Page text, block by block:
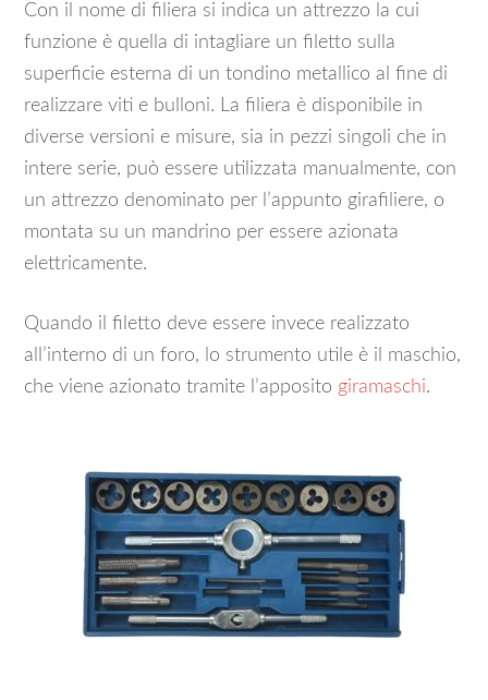
Con il nome di filiera si indica un attrezzo la cui
funzione è quella di intagliare un filetto sulla
superficie esterna di un tondino metallico al fine di
realizzare viti e bulloni. La filiera è disponibile in
diverse versioni e misure, sia in pezzi singoli che in
intere serie, può essere utilizzata manualmente, con
un attrezzo denominato per l’appunto girafiliere, o
montata su un mandrino per essere azionata
elettricamente.
Quando il filetto deve essere invece realizzato
all’interno di un foro, lo strumento utile è il maschio,
che viene azionato tramite l’apposito giramaschi.